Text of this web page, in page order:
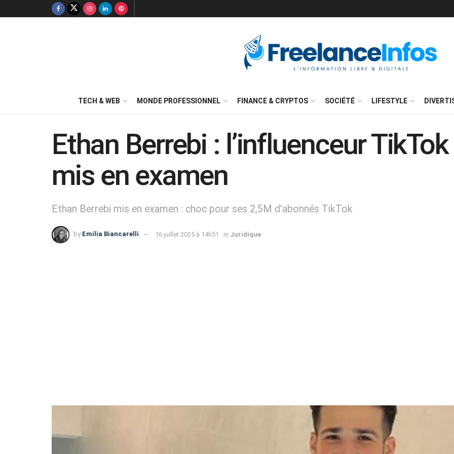
TECH & WEB MONDE PROFESSIONNEL FINANCE & CRYPTOS SOCIÉTÉ LIFESTYLE
Ethan Berrebi : l’influenceur
mis en examen
Ethan Berrebi mis en examen : choc pour ses 2,5M d’abonnés TikTok
by Emilia Biancarelli 16 juillet 2025 à 14h51 in Juridique